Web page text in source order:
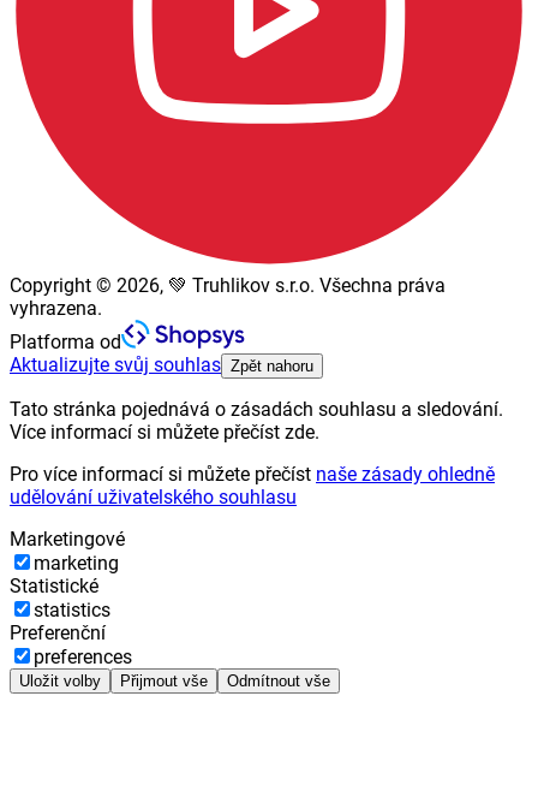
Copyright © 2026, 💚 Truhlikov s.r.o. Všechna práva
vyhrazena.
Platforma od
Aktualizujte svůj souhlas Zpět nahoru
Tato stránka pojednává o zásadách souhlasu a sledování.
Více informací si můžete přečíst zde.
Pro více informací si můžete přečíst naše zásady ohledně
udělování uživatelského souhlasu
Marketingové
marketing
Statistické
statistics
Preferenční
preferences
Uložit volby Přijmout vše Odmítnout vše